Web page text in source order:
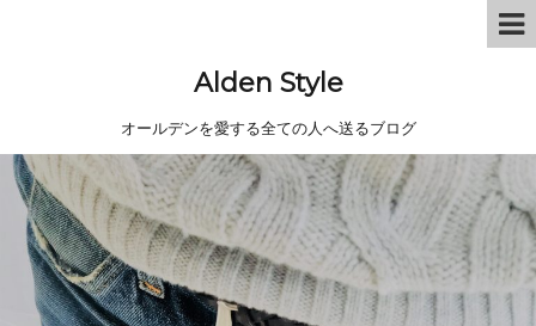
Alden Style
オールデンを愛する全ての人へ送るブログ